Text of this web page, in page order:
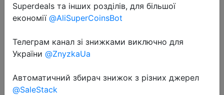
2022-04-11
Bluetooth-наушники ZEALOT B28
складные с микрофоном
светодиодный светодиодным
Superdeals та інших розділів, для більшої
економії @AliSuperCoinsBot
Телеграм канал зі знижками виключно для
України @ZnyzkaUa
Автоматичний збирач знижок з різних джерел
@SaleStack